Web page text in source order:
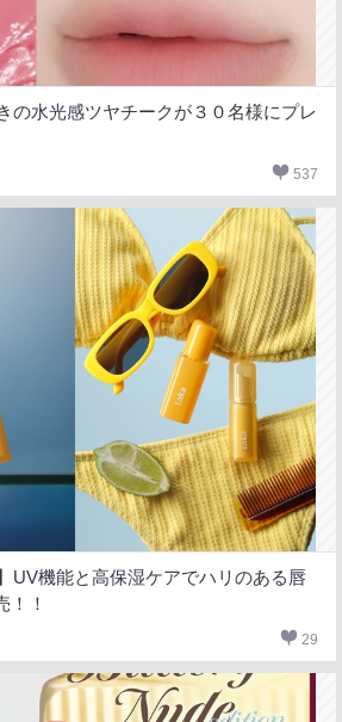
の水光感ツヤチークが３０名様にプレ
537
UV機能と高保湿ケアでハリのある唇
！！
29